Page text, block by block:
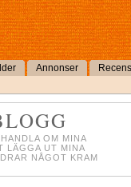
Annonser
OM MINA
LÄGGA UT MINA
NÅGOT KRAM